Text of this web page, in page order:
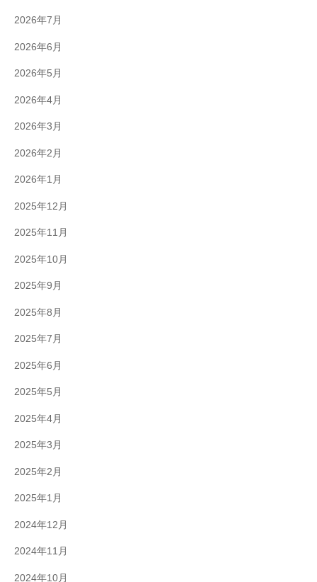
2026年7月
2026年6月
2026年5月
2026年4月
2026年3月
2026年2月
2026年1月
2025年12月
2025年11月
2025年10月
2025年9月
2025年8月
2025年7月
2025年6月
2025年5月
2025年4月
2025年3月
2025年2月
2025年1月
2024年12月
2024年11月
2024年10月